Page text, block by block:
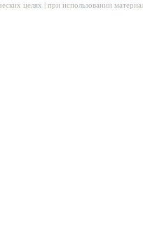
целях | при использовании